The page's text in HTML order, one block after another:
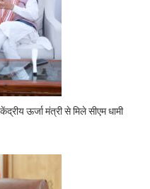
ऊर्जा मंत्री से मिले सीएम धामी